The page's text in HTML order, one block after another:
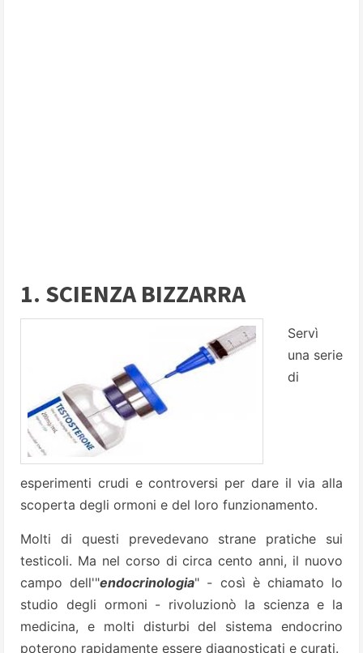
1. SCIENZA BIZZARRA
Servì
una serie
di
esperimenti crudi e controversi per dare il via alla
scoperta degli ormoni e del loro funzionamento.
Molti di questi prevedevano strane pratiche sui
testicoli. Ma nel corso di circa cento anni, il nuovo
campo dell'"endocrinologia" - così è chiamato lo
studio degli ormoni - rivoluzionò la scienza e la
medicina, e molti disturbi del sistema endocrino
poterono rapidamente essere diagnosticati e curati.